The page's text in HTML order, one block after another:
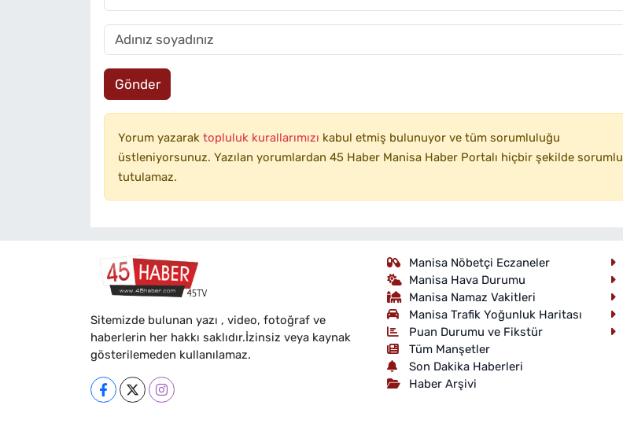
Gönder
Yorum yazarak topluluk kurallarımızı kabul etmiş bulunuyor ve tüm sorumluluğu
üstleniyorsunuz. Yazılan yorumlardan 45 Haber Manisa Haber Portalı hiçbir şekilde sorumlu
tutulamaz.
Sitemizde bulunan yazı , video, fotoğraf ve
haberlerin her hakkı saklıdır.İzinsiz veya kaynak
gösterilemeden kullanılamaz.
Manisa Nöbetçi Eczaneler
Manisa Hava Durumu
Manisa Namaz Vakitleri
Manisa Trafik Yoğunluk Haritası
Puan Durumu ve Fikstür
Tüm Manşetler
Son Dakika Haberleri
Haber Arşivi